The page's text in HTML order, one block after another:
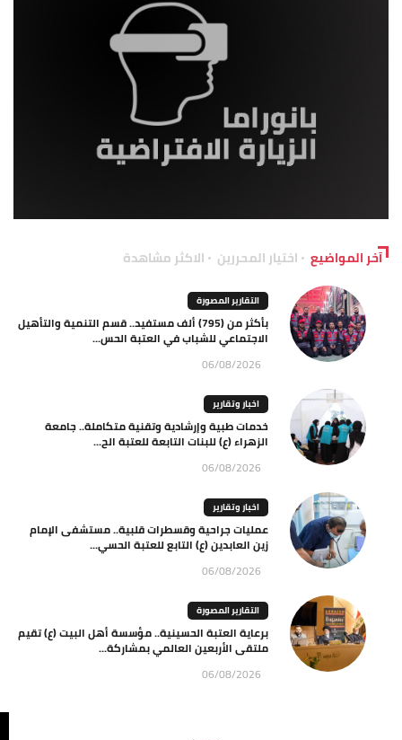
آخر المواضيع اختيار المحررين الاكثر مشاهدة
التقارير المصورة
بأكثر من (795) ألف مستفيد.. قسم التنمية والتأهيل
الاجتماعي للشباب في العتبة الحس...
06/08/2026
اخبار وتقارير
خدمات طبية وإرشادية وتقنية متكاملة.. جامعة
الزهراء (ع) للبنات التابعة للعتبة الح...
06/08/2026
اخبار وتقارير
عمليات جراحية وقسطرات قلبية.. مستشفى الإمام
زين العابدين (ع) التابع للعتبة الحسي...
06/08/2026
التقارير المصورة
برعاية العتبة الحسينية.. مؤسسة أهل البيت (ع) تقيم
ملتقى الأربعين العالمي بمشاركة...
06/08/2026